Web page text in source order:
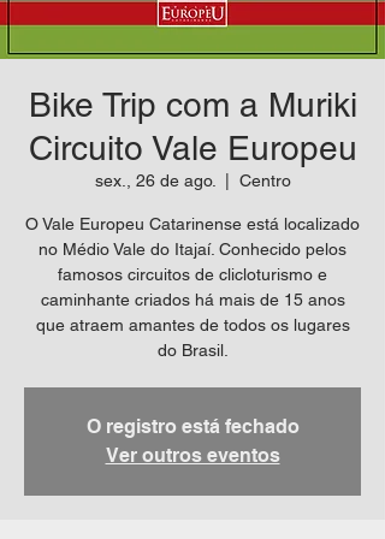
Bike Trip com a Muriki
Circuito Vale Europeu
sex., 26 de ago. Centro
O Vale Europeu Catarinense está localizado
no Médio Vale do Itajaí. Conhecido pelos
famosos circuitos de clicloturismo e
caminhante criados há mais de 15 anos
que atraem amantes de todos os lugares
O registro está fechado
Ver outros eventos